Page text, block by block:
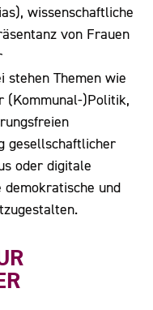
wissenschaftliche
von Frauen
stehen Themen wie
(Kommunal-)Politik,
gesellschaftlicher
oder digitale
demokratische und